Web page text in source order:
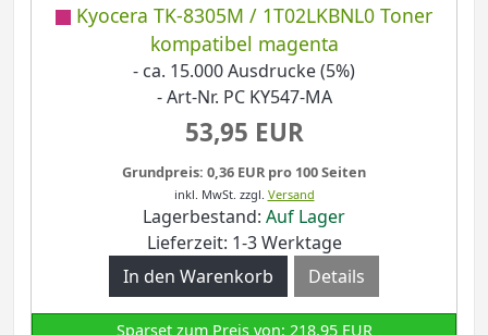
Kyocera TK-8305M / 1T02LKBNL0 Toner
kompatibel magenta
- ca. 15.000 Ausdrucke (5%)
- Art-Nr. PC KY547-MA
53,95 EUR
Grundpreis: 0,36 EUR pro 100 Seiten
inkl. MwSt. zzgl. Versand
Lagerbestand: Auf Lager
Lieferzeit: 1-3 Werktage
Details
Sparset zum Preis von: 218,95 EUR